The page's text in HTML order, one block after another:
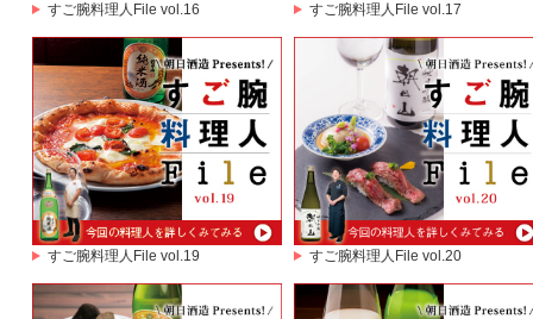
すご腕料理人File vol.16 すご腕料理人File vol.17
すご腕料理人File vol.19 すご腕料理人File vol.20